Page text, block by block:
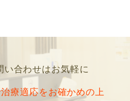
い合わせはお気軽に
療適応をお確かめの上